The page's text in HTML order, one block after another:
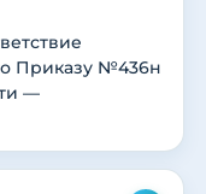
Приказу №436н
—